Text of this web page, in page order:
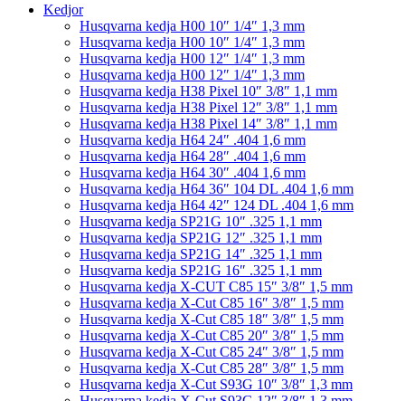
Kedjor
Husqvarna kedja H00 10″ 1/4″ 1,3 mm
Husqvarna kedja H00 10″ 1/4″ 1,3 mm
Husqvarna kedja H00 12″ 1/4″ 1,3 mm
Husqvarna kedja H00 12″ 1/4″ 1,3 mm
Husqvarna kedja H38 Pixel 10″ 3/8″ 1,1 mm
Husqvarna kedja H38 Pixel 12″ 3/8″ 1,1 mm
Husqvarna kedja H38 Pixel 14″ 3/8″ 1,1 mm
Husqvarna kedja H64 24″ .404 1,6 mm
Husqvarna kedja H64 28″ .404 1,6 mm
Husqvarna kedja H64 30″ .404 1,6 mm
Husqvarna kedja H64 36″ 104 DL .404 1,6 mm
Husqvarna kedja H64 42″ 124 DL .404 1,6 mm
Husqvarna kedja SP21G 10″ .325 1,1 mm
Husqvarna kedja SP21G 12″ .325 1,1 mm
Husqvarna kedja SP21G 14″ .325 1,1 mm
Husqvarna kedja SP21G 16″ .325 1,1 mm
Husqvarna kedja X-CUT C85 15″ 3/8″ 1,5 mm
Husqvarna kedja X-Cut C85 16″ 3/8″ 1,5 mm
Husqvarna kedja X-Cut C85 18″ 3/8″ 1,5 mm
Husqvarna kedja X-Cut C85 20″ 3/8″ 1,5 mm
Husqvarna kedja X-Cut C85 24″ 3/8″ 1,5 mm
Husqvarna kedja X-Cut C85 28″ 3/8″ 1,5 mm
Husqvarna kedja X-Cut S93G 10″ 3/8″ 1,3 mm